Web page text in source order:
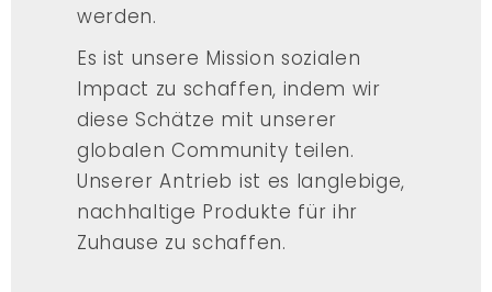
werden.
Es ist unsere Mission sozialen
Impact zu schaffen, indem wir
diese Schätze mit unserer
globalen Community teilen.
Unserer Antrieb ist es langlebige,
nachhaltige Produkte für ihr
Zuhause zu schaffen.